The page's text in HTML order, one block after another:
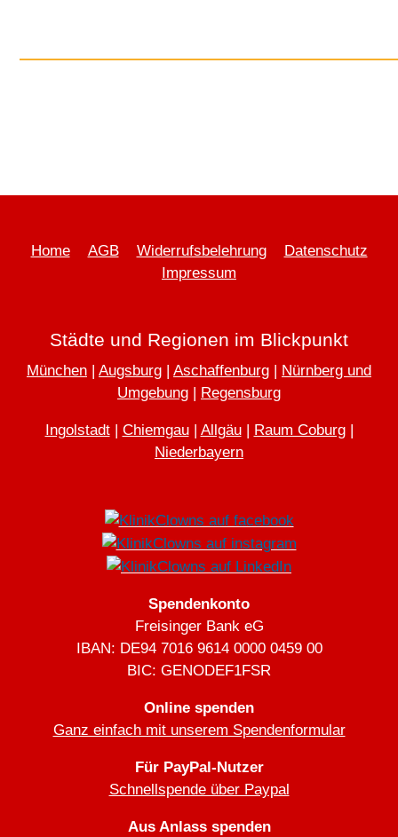
Home AGB Widerrufsbelehrung
Datenschutz
Impressum
Städte und Regionen im Blickpunkt
München | Augsburg | Aschaffenburg | Nürnberg und
Umgebung | Regensburg
Ingolstadt| Chiemgau| Allgäu| Raum Coburg|
Niederbayern
Spendenkonto
Freisinger Bank eG
IBAN: DE94 7016 9614 0000 0459 00
BIC: GENODEF1FSR
Online spenden
Ganz einfach mit unserem Spendenformular
Für PayPal-Nutzer
Schnellspende über Paypal
Aus Anlass spenden